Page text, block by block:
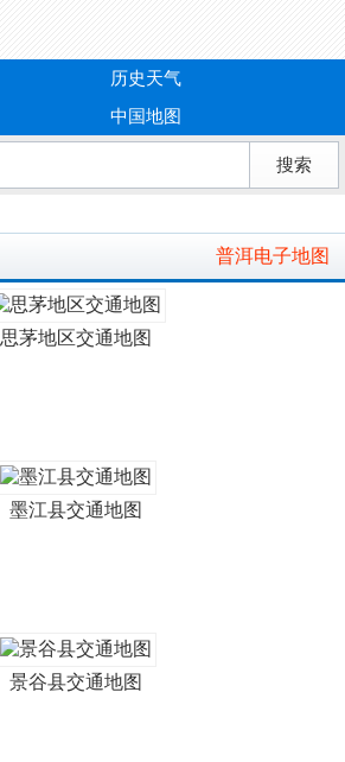
历史天气
中国地图
普洱电子地图
思茅地区交通地图
墨江县交通地图
景谷县交通地图